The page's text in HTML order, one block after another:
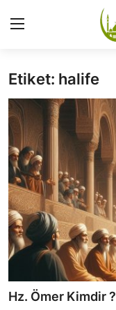
Giriş
İLETİŞİM
GÜNDEM
HAKKIMIZDA
DESTEKLİYORUM
SURELER
NAMAZ
Etiket: halife
Hz. Ömer Kimdir ?